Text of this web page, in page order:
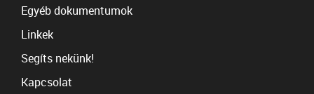
Egyéb dokumentumok
Linkek
Segíts nekünk!
Kapcsolat